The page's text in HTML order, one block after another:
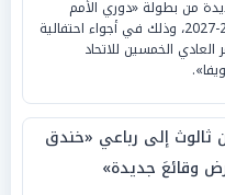
من بطولة «دوري الأمم
الأوروبية» لموسم 2026-2027، وذلك في أجواء احتفالية
العادي الخمسين للاتحاد
ثالوث إلى رباعي «خندق
وقائعَ جديدة»